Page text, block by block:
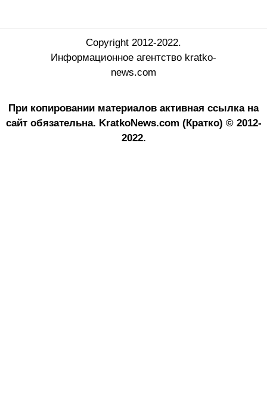
Copyright 2012-2022.
Информационное агентство kratko-
news.com
При копировании материалов активная ссылка на
сайт обязательна. KratkoNews.com (Кратко) © 2012-
2022.